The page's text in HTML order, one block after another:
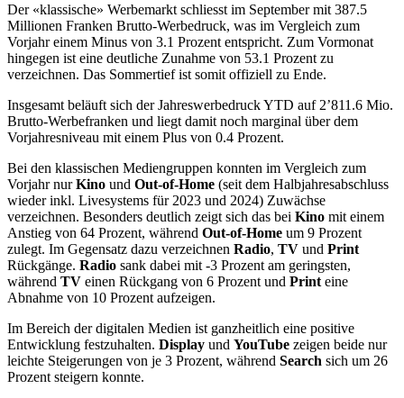
Der «klassische» Werbemarkt schliesst im September mit 387.5
Millionen Franken Brutto-Werbedruck, was im Vergleich zum
Vorjahr einem Minus von 3.1 Prozent entspricht. Zum Vormonat
hingegen ist eine deutliche Zunahme von 53.1 Prozent zu
verzeichnen. Das Sommertief ist somit offiziell zu Ende.
Insgesamt beläuft sich der Jahreswerbedruck YTD auf 2’811.6 Mio.
Brutto-Werbefranken und liegt damit noch marginal über dem
Vorjahresniveau mit einem Plus von 0.4 Prozent.
Bei den klassischen Mediengruppen konnten im Vergleich zum
Vorjahr nurKino und Out-of-Home (seit dem Halbjahresabschluss
wieder inkl. Livesystems für 2023 und 2024) Zuwächse
verzeichnen. Besonders deutlich zeigt sich das bei Kino mit einem
Anstieg von 64 Prozent, während Out-of-Home um 9 Prozent
zulegt. Im Gegensatz dazu verzeichnen Radio, TV und Print
Rückgänge. Radio sank dabei mit -3 Prozent am geringsten,
während TV einen Rückgang von 6 Prozent und Print eine
Abnahme von 10 Prozent aufzeigen.
Im Bereich der digitalen Medien ist ganzheitlich eine positive
Entwicklung festzuhalten. Display und YouTube zeigen beide nur
leichte Steigerungen von je 3 Prozent, während Search sich um 26
Prozent steigern konnte.